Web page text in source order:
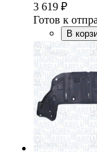
3 619 ₽
Готов к
В